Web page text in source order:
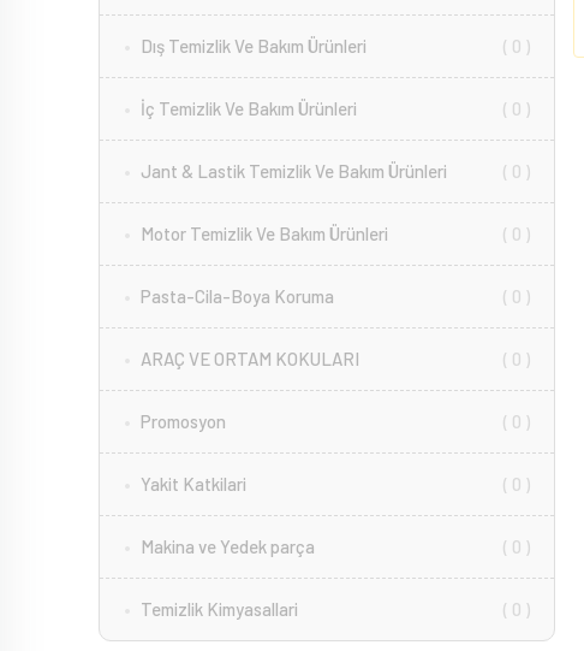
Dış Temizlik Ve Bakım Ürünleri ( 0 )
İç Temizlik Ve Bakım Ürünleri ( 0 )
Jant & Lastik Temizlik Ve Bakım Ürünleri ( 0 )
Motor Temizlik Ve Bakım Ürünleri ( 0 )
Pasta-Cila-Boya Koruma ( 0 )
ARAÇ VE ORTAM KOKULARI ( 0 )
Promosyon ( 0 )
Yakit Katkilari ( 0 )
Makina ve Yedek parça ( 0 )
Temizlik Kimyasallari ( 0 )